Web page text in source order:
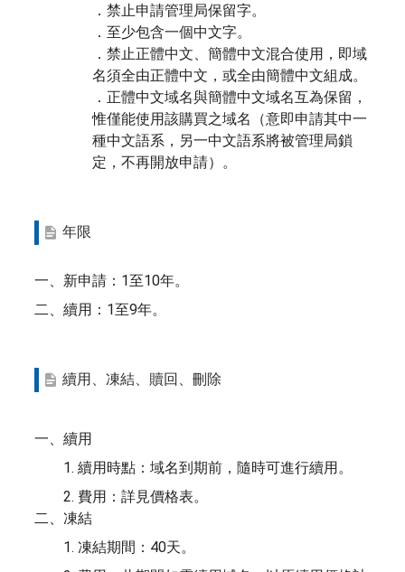
．禁止申請管理局保留字。
．至少包含一個中文字。
．禁止正體中文、簡體中文混合使用，即域
名須全由正體中文，或全由簡體中文組成。
．正體中文域名與簡體中文域名互為保留，
惟僅能使用該購買之域名（意即申請其中一
種中文語系，另一中文語系將被管理局鎖
定，不再開放申請）。
年限
一、新申請：1至10年。
二、續用：1至9年。
續用、凍結、贖回、刪除
一、續用
1. 續用時點：域名到期前，隨時可進行續用。
2. 費用：詳見價格表。
二、凍結
1. 凍結期間：40天。